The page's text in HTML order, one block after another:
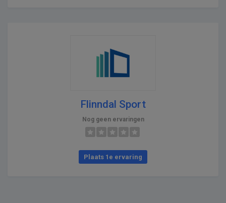
Flinndal Sport
Nog geen ervaringen
Plaats 1e ervaring